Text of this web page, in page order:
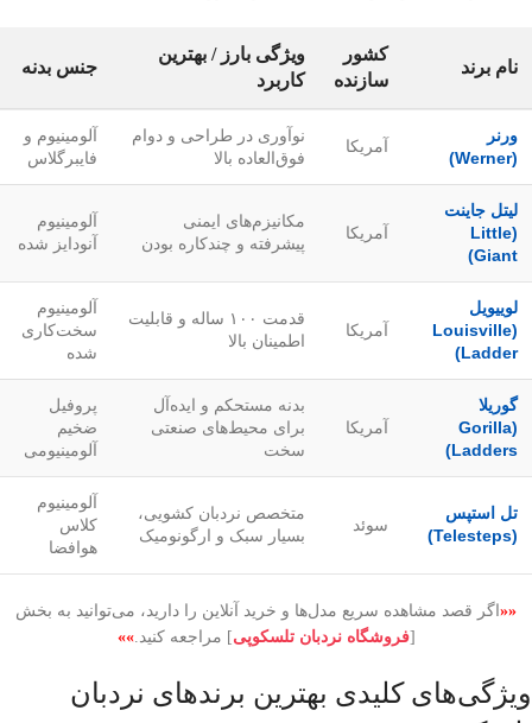
نام برند
کشور
سازنده
ویژگی بارز / بهترین
کاربرد
جنس بدنه
ورنر
(Werner)
آمریکا
نوآوری در طراحی و دوام
فوق‌العاده بالا
آلومینیوم و
فایبرگلاس
لیتل جاینت
(Little
Giant)
آمریکا
مکانیزم‌های ایمنی
پیشرفته و چندکاره بودن
آلومینیوم
آنودایز شده
لوییویل
(Louisville
Ladder)
آمریکا
قدمت ۱۰۰ ساله و قابلیت
اطمینان بالا
آلومینیوم
سخت‌کاری
شده
گوریلا
(Gorilla
Ladders)
آمریکا
بدنه مستحکم و ایده‌آل
برای محیط‌های صنعتی
سخت
پروفیل
ضخیم
آلومینیومی
تل استپس
(Telesteps)
سوئد
متخصص نردبان کشویی،
بسیار سبک و ارگونومیک
آلومینیوم
کلاس
هوافضا
««اگر قصد مشاهده سریع مدل‌ها و خرید آنلاین را دارید، می‌توانید به بخش
[فروشگاه نردبان تلسکوپی] مراجعه کنید.»»
ویژگی‌های کلیدی بهترین برندهای نردبان